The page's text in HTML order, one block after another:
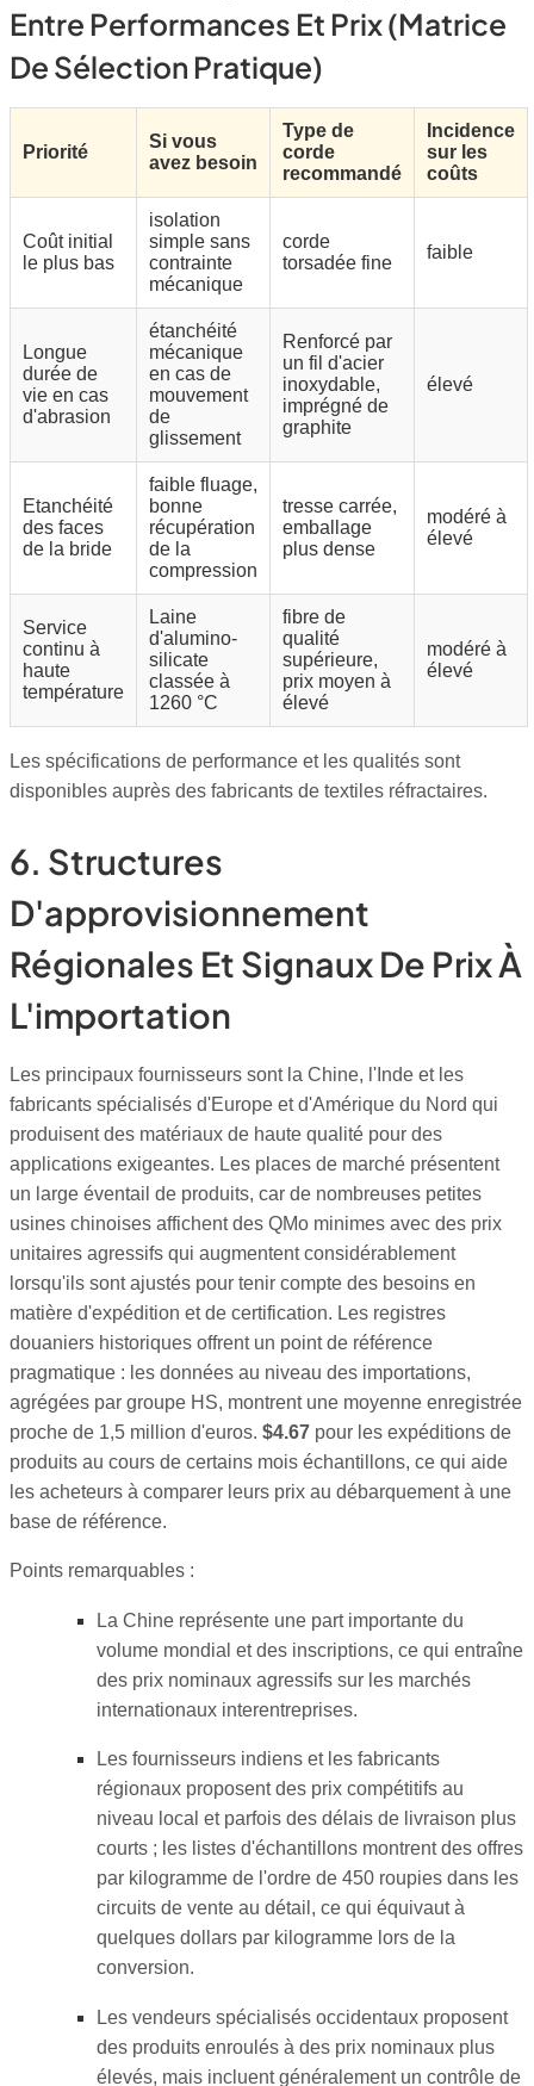
Entre Performances Et Prix (matrice
De Sélection Pratique)
Priorité
Si vous
avez besoin
Type de
corde
recommandé
Incidence
sur les
coûts
Coût initial
le plus bas
isolation
simple sans
contrainte
mécanique
corde
torsadée fine
faible
Longue
durée de
vie en cas
d'abrasion
étanchéité
mécanique
en cas de
mouvement
de
glissement
Renforcé par
un fil d'acier
inoxydable,
imprégné de
graphite
élevé
Etanchéité
des faces
de la bride
faible fluage,
bonne
récupération
de la
compression
tresse carrée,
emballage
plus dense
modéré à
élevé
Service
continu à
haute
température
Laine
d'alumino-
silicate
classée à
1260 °C
fibre de
qualité
supérieure,
prix moyen à
élevé
modéré à
élevé
Les spécifications de performance et les qualités sont
disponibles auprès des fabricants de textiles réfractaires.
6. Structures
D'approvisionnement
Régionales Et Signaux De Prix À
L'importation
Les principaux fournisseurs sont la Chine, l'Inde et les
fabricants spécialisés d'Europe et d'Amérique du Nord qui
produisent des matériaux de haute qualité pour des
applications exigeantes. Les places de marché présentent
un large éventail de produits, car de nombreuses petites
usines chinoises affichent des QMo minimes avec des prix
unitaires agressifs qui augmentent considérablement
lorsqu'ils sont ajustés pour tenir compte des besoins en
matière d'expédition et de certification. Les registres
douaniers historiques offrent un point de référence
pragmatique : les données au niveau des importations,
agrégées par groupe HS, montrent une moyenne enregistrée
proche de 1,5 million d'euros. $4.67 pour les expéditions de
produits au cours de certains mois échantillons, ce qui aide
les acheteurs à comparer leurs prix au débarquement à une
base de référence.
Points remarquables :
La Chine représente une part importante du
volume mondial et des inscriptions, ce qui entraîne
des prix nominaux agressifs sur les marchés
internationaux interentreprises.
Les fournisseurs indiens et les fabricants
régionaux proposent des prix compétitifs au
niveau local et parfois des délais de livraison plus
courts ; les listes d'échantillons montrent des offres
par kilogramme de l'ordre de 450 roupies dans les
circuits de vente au détail, ce qui équivaut à
quelques dollars par kilogramme lors de la
conversion.
Les vendeurs spécialisés occidentaux proposent
des produits enroulés à des prix nominaux plus
élevés, mais incluent généralement un contrôle de